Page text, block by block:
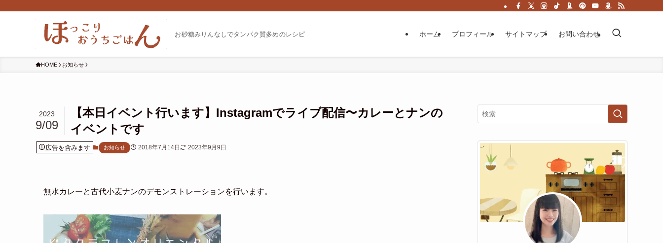
お砂糖みりんなしでタンパク質多めのレシピ ホーム プロフィール サイトマップ お問い合わせ
HOME お知らせ
【本日イベント行います】Instagramでライブ配信〜カレーとナンの
イベントです
2023
9/09
広告を含みます お知らせ 2018年7月14日 2023年9月9日
無水カレーと古代小麦ナンのデモンストレーションを行います。